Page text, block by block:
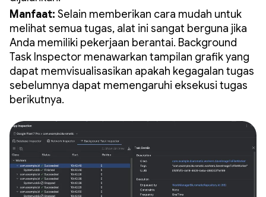
Manfaat: Selain memberikan cara mudah untuk
melihat semua tugas, alat ini sangat berguna jika
Anda memiliki pekerjaan berantai. Background
Task Inspector menawarkan tampilan grafik yang
dapat memvisualisasikan apakah kegagalan tugas
sebelumnya dapat memengaruhi eksekusi tugas
berikutnya.